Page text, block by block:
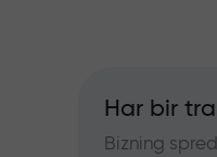
Har bir
Bizning